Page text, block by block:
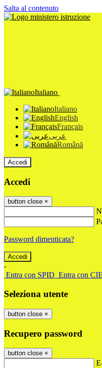
Salta al contenuto
Italiano
Italiano
English
Français
عربى
Română
Accedi
Accedi
button close ×
Password dimenticata?
-
Entra con SPID Entra con CIE
Seleziona utente
button close ×
Recupero password
button close ×